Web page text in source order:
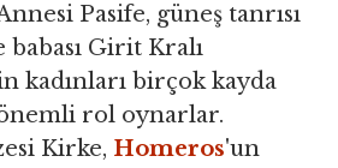
Pasife, güneş tanrısı
babası Girit Kralı
kadınları birçok kayda
rol oynarlar.
Kirke, Homeros'un